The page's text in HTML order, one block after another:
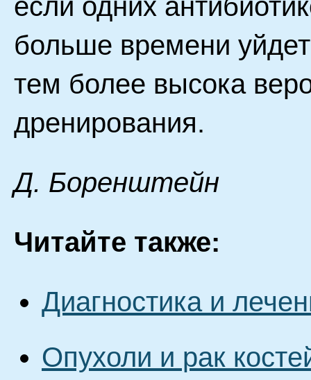
если одних
больше времени
тем более высока
дренирования.
Д. Бopeнштeйн
Читайте также:
Диагностика и
Опухоли и рак